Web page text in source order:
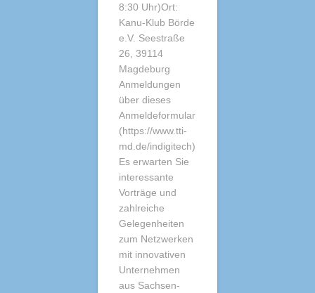
8:30 Uhr)Ort:
Kanu-Klub Börde
e.V. Seestraße
26, 39114
Magdeburg
Anmeldungen
über dieses
Anmeldeformular
(https://www.tti-
md.de/indigitech)
Es erwarten Sie
interessante
Vorträge und
zahlreiche
Gelegenheiten
zum Netzwerken
mit innovativen
Unternehmen
aus Sachsen-